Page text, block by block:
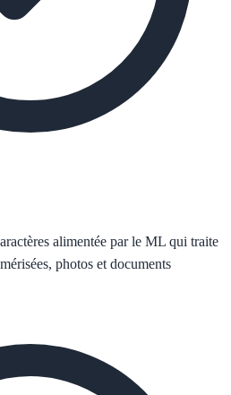
alimentée par le ML qui traite
photos et documents